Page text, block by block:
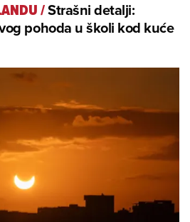
/Strašni detalji:
pohoda u školi kod kuće